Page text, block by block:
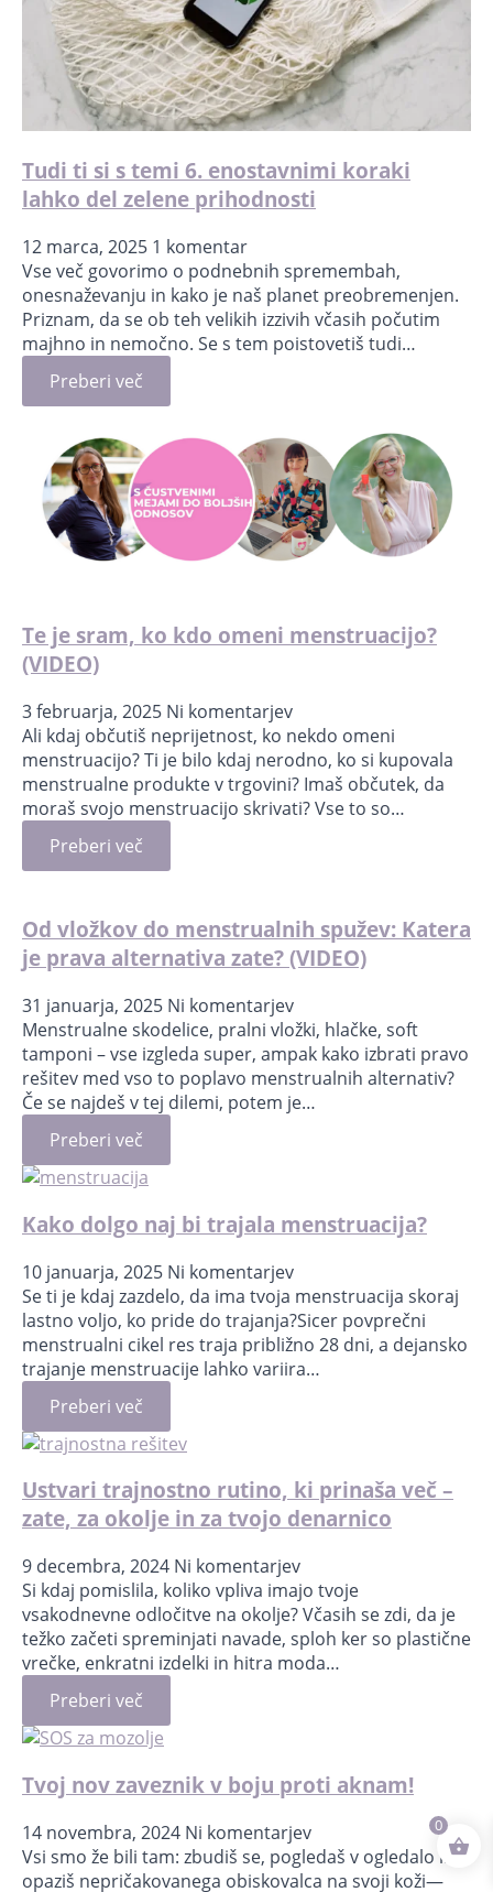
Tudi ti si s temi 6. enostavnimi koraki
lahko del zelene prihodnosti
12 marca, 2025 1 komentar
Vse več govorimo o podnebnih spremembah,
onesnaževanju in kako je naš planet preobremenjen.
Priznam, da se ob teh velikih izzivih včasih počutim
majhno in nemočno. Se s tem poistovetiš tudi…
Preberi več
Te je sram, ko kdo omeni menstruacijo?
(VIDEO)
3 februarja, 2025 Ni komentarjev
Ali kdaj občutiš neprijetnost, ko nekdo omeni
menstruacijo? Ti je bilo kdaj nerodno, ko si kupovala
menstrualne produkte v trgovini? Imaš občutek, da
moraš svojo menstruacijo skrivati? Vse to so…
Preberi več
Od vložkov do menstrualnih spužev: Katera
je prava alternativa zate? (VIDEO)
31 januarja, 2025 Ni komentarjev
Menstrualne skodelice, pralni vložki, hlačke, soft
tamponi – vse izgleda super, ampak kako izbrati pravo
rešitev med vso to poplavo menstrualnih alternativ?
Če se najdeš v tej dilemi, potem je…
Preberi več
Kako dolgo naj bi trajala menstruacija?
10 januarja, 2025 Ni komentarjev
Se ti je kdaj zazdelo, da ima tvoja menstruacija skoraj
lastno voljo, ko pride do trajanja?Sicer povprečni
menstrualni cikel res traja približno 28 dni, a dejansko
trajanje menstruacije lahko variira…
Preberi več
Ustvari trajnostno rutino, ki prinaša več –
zate, za okolje in za tvojo denarnico
9 decembra, 2024 Ni komentarjev
Si kdaj pomislila, koliko vpliva imajo tvoje
vsakodnevne odločitve na okolje? Včasih se zdi, da je
težko začeti spreminjati navade, sploh ker so plastične
vrečke, enkratni izdelki in hitra moda…
Preberi več
Tvoj nov zaveznik v boju proti aknam!
14 novembra, 2024 Ni komentarjev
Vsi smo že bili tam: zbudiš se, pogledaš v ogledalo in
opaziš nepričakovanega obiskovalca na svoji koži—
0